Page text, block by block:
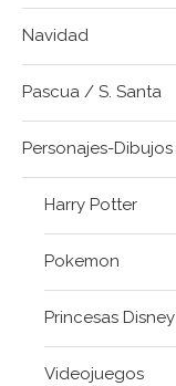
Navidad
Pascua / S. Santa
Personajes-Dibujos
Harry Potter
Pokemon
Princesas Disney
Videojuegos